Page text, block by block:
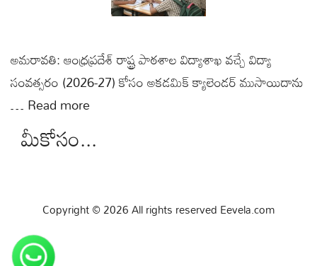
అమరావతి: ఆంధ్రప్రదేశ్ రాష్ట్ర పాఠశాల విద్యాశాఖ వచ్చే విద్యా
సంవత్సరం (2026-27) కోసం అకడమిక్ క్యాలెండర్ ముసాయిదాను
…Read more
మీకోసం...
Copyright © 2026 All rights reserved Eevela.com